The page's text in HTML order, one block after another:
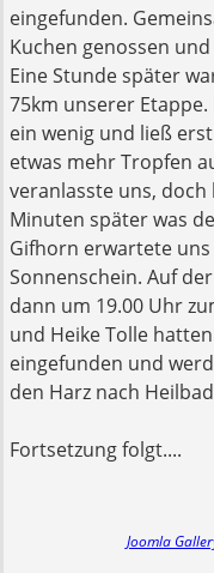
eingefunden.
Kuchen genossen
Eine Stunde später
75km unserer
ein wenig und ließ
etwas mehr Tropfen
veranlasste uns, doch
Minuten später was
Gifhorn erwartete
Sonnenschein. Auf
dann um 19.00 Uhr
und Heike Tolle
eingefunden und
den Harz nach
Fortsetzung folgt....
Joomla